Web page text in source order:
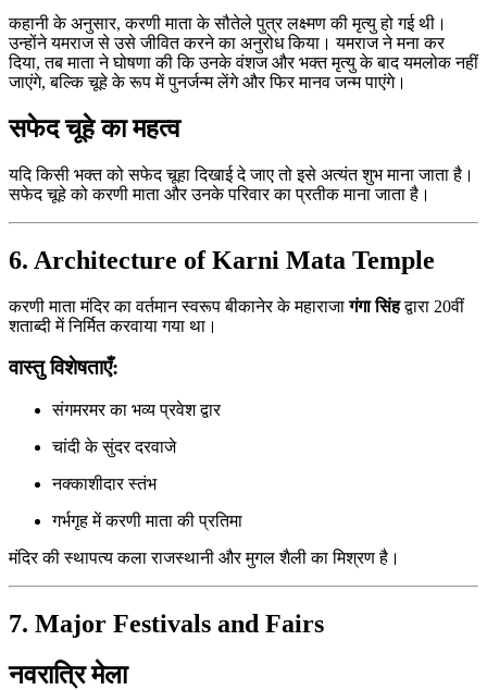
कहानी के अनुसार, करणी माता के सौतेले पुत्र लक्ष्मण की मृत्यु हो गई थी।
उन्होंने यमराज से उसे जीवित करने का अनुरोध किया। यमराज ने मना कर
दिया, तब माता ने घोषणा की कि उनके वंशज और भक्त मृत्यु के बाद यमलोक नहीं
जाएंगे, बल्कि चूहे के रूप में पुनर्जन्म लेंगे और फिर मानव जन्म पाएंगे।
सफेद चूहे का महत्व
यदि किसी भक्त को सफेद चूहा दिखाई दे जाए तो इसे अत्यंत शुभ माना जाता है।
सफेद चूहे को करणी माता और उनके परिवार का प्रतीक माना जाता है।
6. Architecture of Karni Mata Temple
करणी माता मंदिर का वर्तमान स्वरूप बीकानेर के महाराजागंगा सिंहद्वारा 20वीं
शताब्दी में निर्मित करवाया गया था।
वास्तु विशेषताएँ:
संगमरमर का भव्य प्रवेश द्वार
चांदी के सुंदर दरवाजे
नक्काशीदार स्तंभ
गर्भगृह में करणी माता की प्रतिमा
मंदिर की स्थापत्य कला राजस्थानी और मुगल शैली का मिश्रण है।
7. Major Festivals and Fairs
नवरात्रि मेला